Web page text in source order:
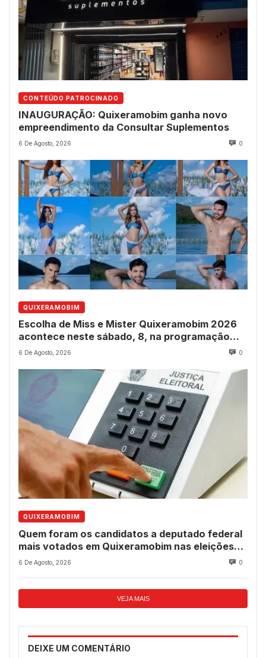
CONTEÚDO PATROCINADO
INAUGURAÇÃO: Quixeramobim ganha novo
empreendimento da Consultar Suplementos
6 De Agosto, 2026 0
QUIXERAMOBIM
Escolha de Miss e Mister Quixeramobim 2026
acontece neste sábado, 8, na programação
dos 237 anos do município
6 De Agosto, 2026 0
QUIXERAMOBIM
Quem foram os candidatos a deputado federal
mais votados em Quixeramobim nas eleições
de 2022?
6 De Agosto, 2026 0
VEJA MAIS
DEIXE UM COMENTÁRIO